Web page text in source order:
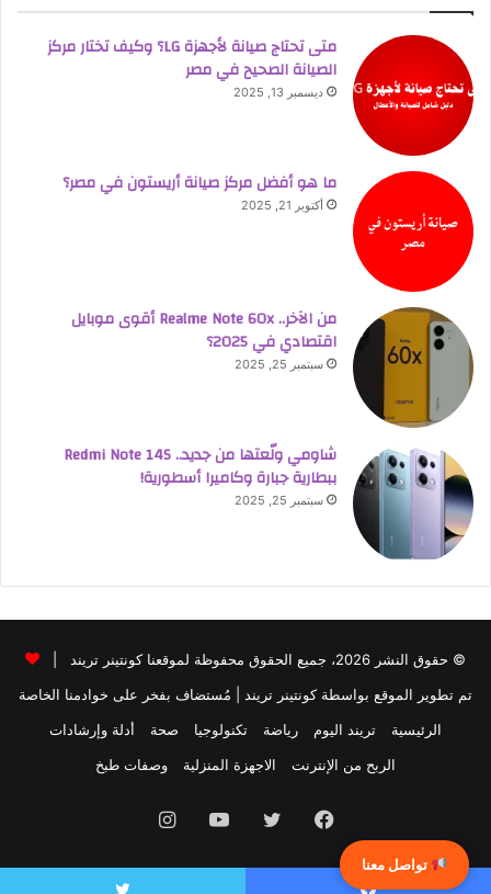
تواصل معنا
متى تحتاج صيانة لأجهزة LG؟ وكيف تختار مركز
الصيانة الصحيح في مصر
ديسمبر 13, 2025
ما هو أفضل مركز صيانة أريستون في مصر؟
أكتوبر 21, 2025
من الآخر.. Realme Note 60x أقوى موبايل
اقتصادي في 2025؟
سبتمبر 25, 2025
شاومي ولّعتها من جديد.. Redmi Note 14S
ببطارية جبارة وكاميرا أسطورية!
سبتمبر 25, 2025
© حقوق النشر 2026، جميع الحقوق محفوظة لموقعنا كونتينر تريند |
تم تطوير الموقع بواسطةكونتينر تريند | مُستضاف بفخر على خوادمنا الخاصة
الرئيسية
تريند اليوم رياضة تكنولوجيا صحة
أدلة وإرشادات
الربح من الإنترنت
الاجهزة المنزلية وصفات طبخ
فيسبوك تويتر يوتيوبانستقرام